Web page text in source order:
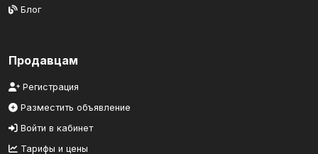
Блог
Продавцам
Регистрация
Разместить объявление
Войти в кабинет
Тарифы и цены